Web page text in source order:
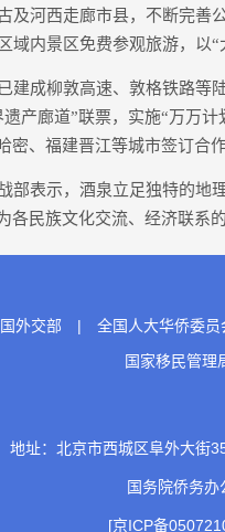
及河西走廊市县，不断完善
域内景区免费参观旅游，以
成柳敦高速、敦格铁路等陆
遗产廊道”联票，实施“万万
密、福建晋江等城市签订合
表示，酒泉立足独特的地理
各民族文化交流、经济联
外交部 | 全国人大华侨委员
国家移民管理
地址：北京市西城区阜外大
国务院侨务
[京ICP备